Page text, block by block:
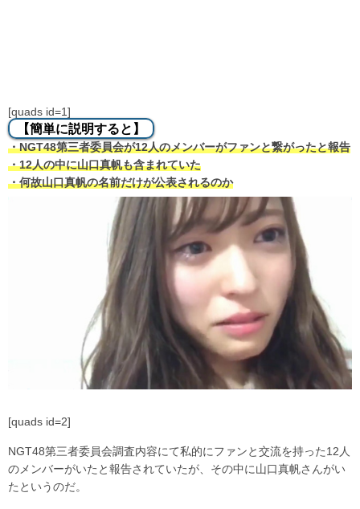
[quads id=1]
【簡単に説明すると】
・NGT48第三者委員会が12人のメンバーがファンと繋がったと報告
・12人の中に山口真帆も含まれていた
・何故山口真帆の名前だけが公表されるのか
[quads id=2]
NGT48第三者委員会調査内容にて私的にファンと交流を持った12人
のメンバーがいたと報告されていたが、その中に山口真帆さんがい
たというのだ。